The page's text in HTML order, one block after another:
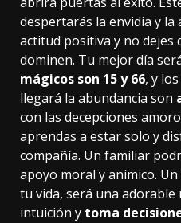
despertarás la envidia y la
actitud positiva y no dejes
dominen. Tu mejor día
mágicos son 15 y 66, y los
llegará la abundancia son
con las decepciones
aprendas a estar solo y
compañía. Un familiar
apoyo moral y anímico.
tu vida, será una adorable
intuición y toma